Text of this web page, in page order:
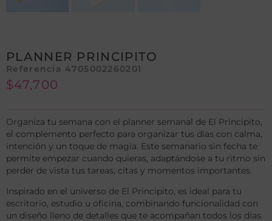
PLANNER PRINCIPITO
Referencia 4705002260201
$47,700
Organiza tu semana con el planner semanal de El Principito,
el complemento perfecto para organizar tus días con calma,
intención y un toque de magia. Este semanario sin fecha te
permite empezar cuando quieras, adaptándose a tu ritmo sin
perder de vista tus tareas, citas y momentos importantes.
Inspirado en el universo de El Principito, es ideal para tu
escritorio, estudio u oficina, combinando funcionalidad con
un diseño lleno de detalles que te acompañan todos los días.